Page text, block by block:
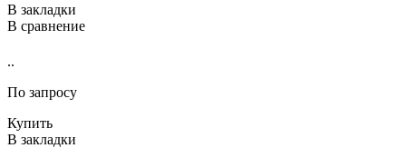
В закладки
В сравнение
..
По запросу
Купить
В закладки